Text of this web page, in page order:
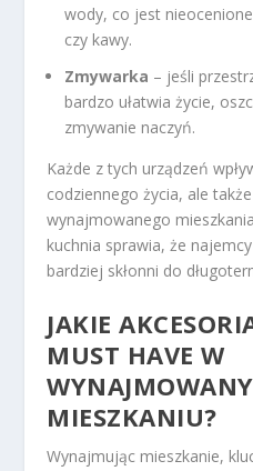
wody, co jest
czy kawy.
Zmywarka – jeśli
bardzo ułatwia życie,
zmywanie naczyń.
Każde z tych urządzeń
codziennego życia, ale
wynajmowanego
kuchnia sprawia, że
bardziej skłonni do
JAKIE
MUST HAVE W
MIESZKANIU?
Wynajmując mieszkanie,